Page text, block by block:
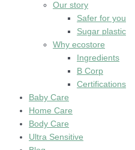
Our story
Safer for you
Sugar plastic
Why ecostore
Ingredients
B Corp
Certifications
Baby Care
Home Care
Body Care
Ultra Sensitive